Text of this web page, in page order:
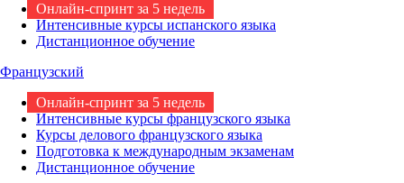
Онлайн-спринт за 5 недель
Интенсивные курсы испанского языка
Дистанционное обучение
Французский
Онлайн-спринт за 5 недель
Интенсивные курсы французского языка
Курсы делового французского языка
Подготовка к международным экзаменам
Дистанционное обучение